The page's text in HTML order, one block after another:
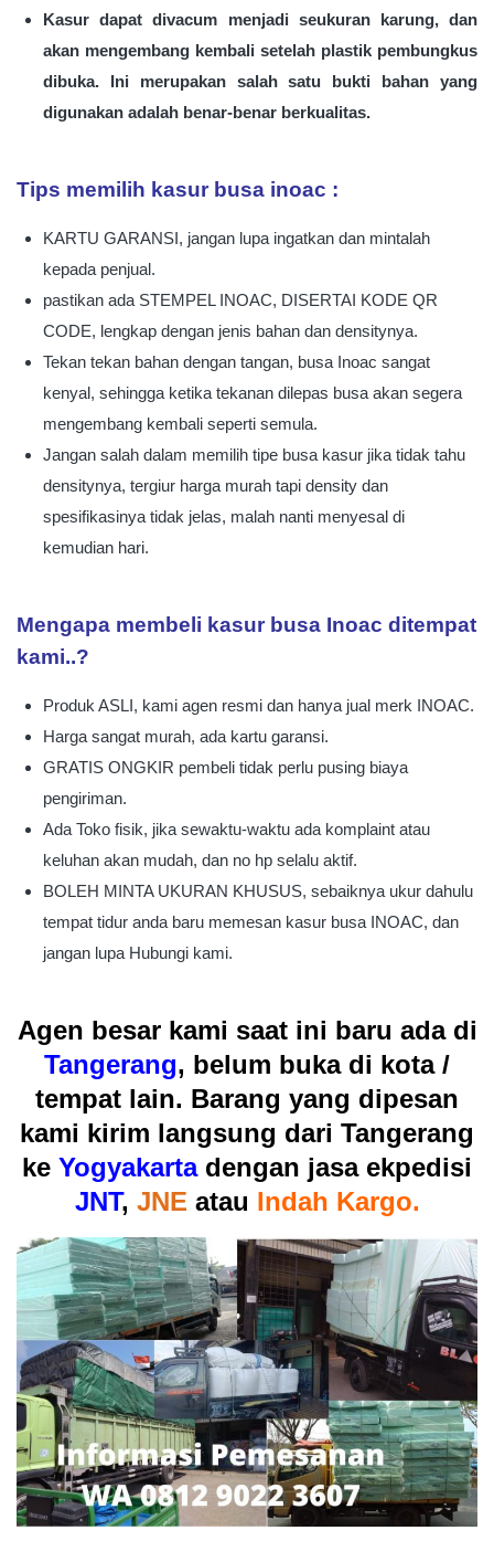
Kasur dapat divacum menjadi seukuran karung, dan
akan mengembang kembali setelah plastik pembungkus
dibuka. Ini merupakan salah satu bukti bahan yang
digunakan adalah benar-benar berkualitas.
Tips memilih kasur busa inoac :
KARTU GARANSI, jangan lupa ingatkan dan mintalah
kepada penjual.
pastikan ada STEMPEL INOAC, DISERTAI KODE QR
CODE, lengkap dengan jenis bahan dan densitynya.
Tekan tekan bahan dengan tangan, busa Inoac sangat
kenyal, sehingga ketika tekanan dilepas busa akan segera
mengembang kembali seperti semula.
Jangan salah dalam memilih tipe busa kasur jika tidak tahu
densitynya, tergiur harga murah tapi density dan
spesifikasinya tidak jelas, malah nanti menyesal di
kemudian hari.
Mengapa membeli kasur busa Inoac ditempat
kami..?
Produk ASLI, kami agen resmi dan hanya jual merk INOAC.
Harga sangat murah, ada kartu garansi.
GRATIS ONGKIR pembeli tidak perlu pusing biaya
pengiriman.
Ada Toko fisik, jika sewaktu-waktu ada komplaint atau
keluhan akan mudah, dan no hp selalu aktif.
BOLEH MINTA UKURAN KHUSUS, sebaiknya ukur dahulu
tempat tidur anda baru memesan kasur busa INOAC, dan
jangan lupa Hubungi kami.
Agen besar kami saat ini baru ada di
Tangerang, belum buka di kota /
tempat lain. Barang yang dipesan
kami kirim langsung dari Tangerang
ke Yogyakartadengan jasa ekpedisi
JNT, JNE atau Indah Kargo.